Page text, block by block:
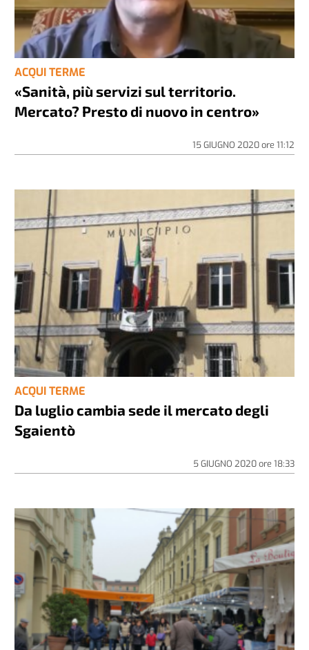
ACQUI TERME
«Sanità, più servizi sul territorio.
Mercato? Presto di nuovo in centro»
15 GIUGNO 2020ore 11:12
ACQUI TERME
Da luglio cambia sede il mercato degli
Sgaientò
5 GIUGNO 2020ore 18:33